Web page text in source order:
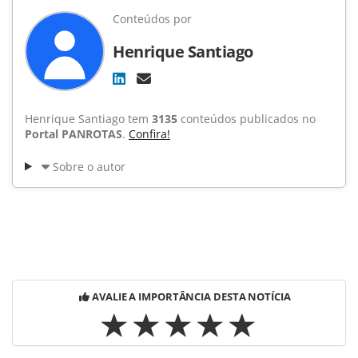
Conteúdos por
Henrique Santiago
Henrique Santiago tem 3135 conteúdos publicados no
Portal PANROTAS. Confira!
Sobre o autor
AVALIE A IMPORTÂNCIA DESTA NOTÍCIA